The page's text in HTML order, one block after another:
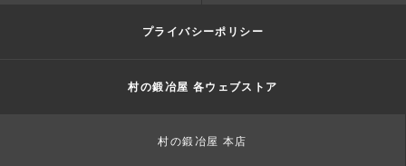
プライバシーポリシー
村の鍛冶屋 各ウェブストア
村の鍛冶屋 本店